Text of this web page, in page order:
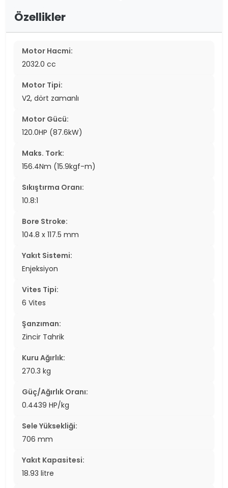
Özellikler
Motor Hacmi:
2032.0 cc
Motor Tipi:
V2, dört zamanlı
Motor Gücü:
120.0HP (87.6kW)
Maks. Tork:
156.4Nm (15.9kgf-m)
Sıkıştırma Oranı:
10.8:1
Bore Stroke:
104.8 x 117.5 mm
Yakıt Sistemi:
Enjeksiyon
Vites Tipi:
6 Vites
Şanzıman:
Zincir Tahrik
Kuru Ağırlık:
270.3 kg
Güç/Ağırlık Oranı:
0.4439 HP/kg
Sele Yüksekliği:
706 mm
Yakıt Kapasitesi:
18.93 litre